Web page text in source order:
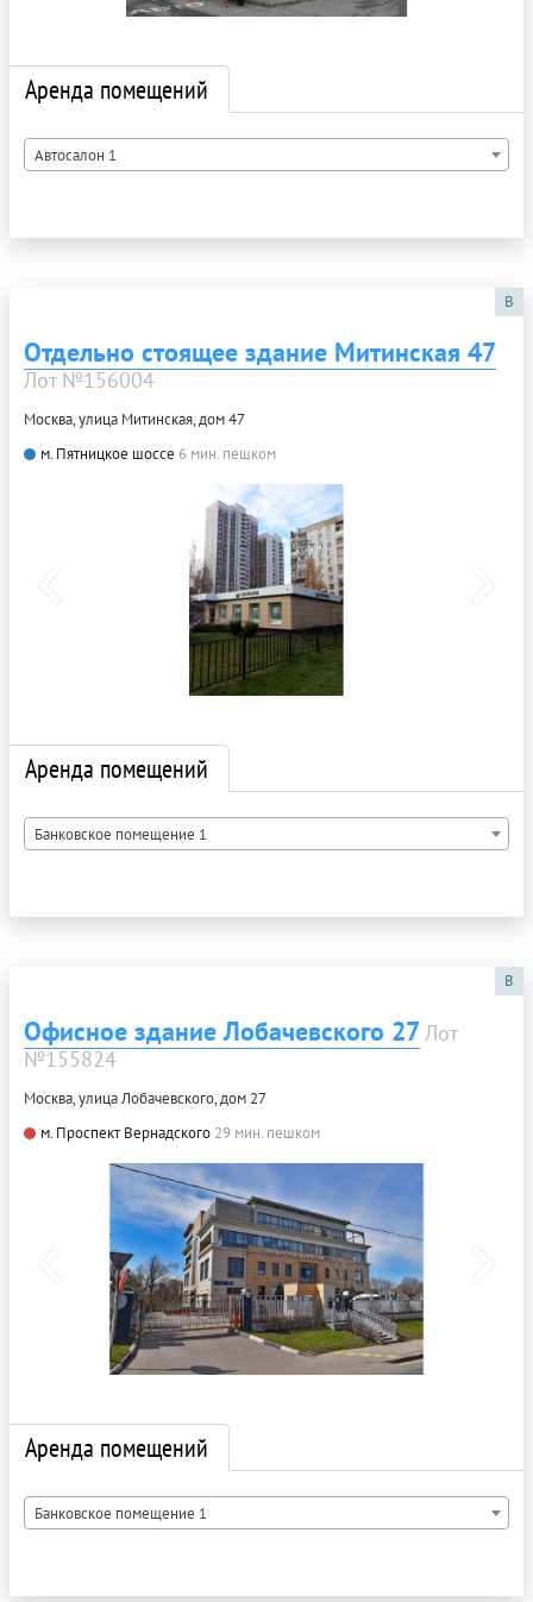
Аренда помещений
Автосалон 1
B
Отдельно стоящее здание Митинская 47
Лот №156004
Москва, улица Митинская, дом 47
м. Пятницкое шоссе 6 мин. пешком
Аренда помещений
Банковское помещение 1
B
Офисное здание Лобачевского 27Лот
№155824
Москва, улица Лобачевского, дом 27
м. Проспект Вернадского 29 мин. пешком
Аренда помещений
Банковское помещение 1